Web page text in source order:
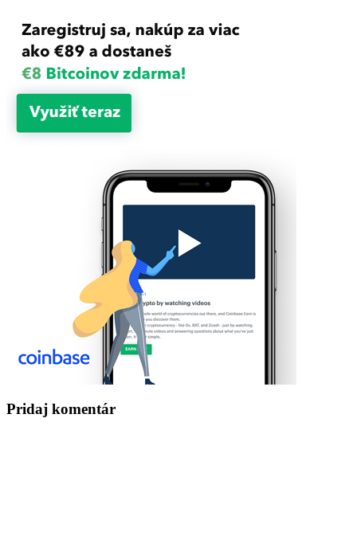
Pridaj komentár